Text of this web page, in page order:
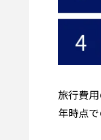
旅行費
年時点